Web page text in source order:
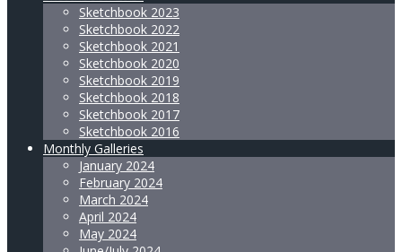
Sketchbook 2023
Sketchbook 2022
Sketchbook 2021
Sketchbook 2020
Sketchbook 2019
Sketchbook 2018
Sketchbook 2017
Sketchbook 2016
Monthly Galleries
January 2024
February 2024
March 2024
April 2024
May 2024